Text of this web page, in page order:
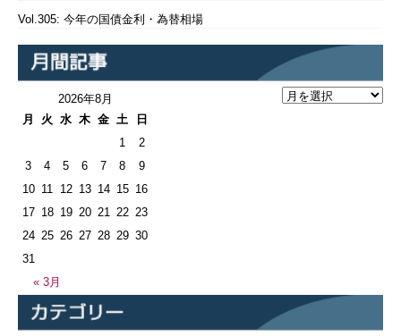
Vol.305: 今年の国債金利・為替相場
2026年8月
月
火 水 木 金 土 日
« 3月
1
2
3
4 5 6 7 8
9
10 11 12 13 14 15 16
17 18 19 20 21 22 23
24 25 26 27 28 29 30
31